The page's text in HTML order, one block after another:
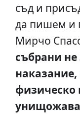
съд и
да пишем и
Мирчо
събрани
наказание,
физическо